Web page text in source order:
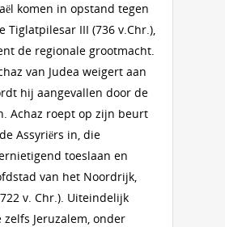
komen in opstand tegen
Tiglatpilesar III (736 v.Chr.),
de regionale grootmacht.
van Judea weigert aan
hij aangevallen door de
Achaz roept op zijn beurt
Assyriërs in, die
toeslaan en
van het Noordrijk,
v. Chr.). Uiteindelijk
zelfs Jeruzalem, onder